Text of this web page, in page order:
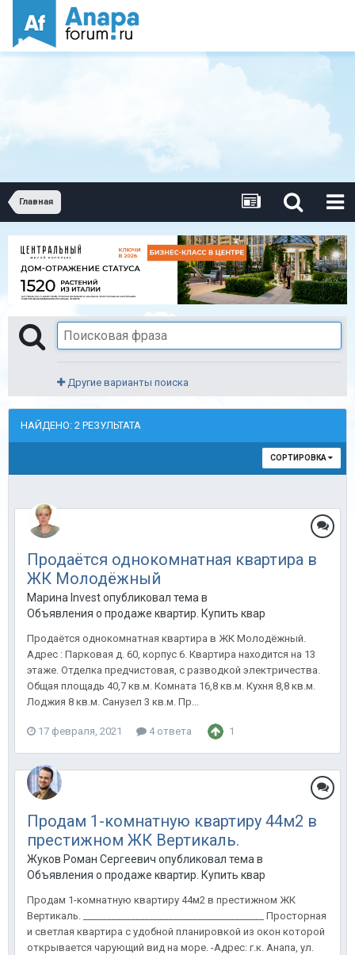
Главная
Другие варианты поиска
НАЙДЕНО: 2 РЕЗУЛЬТАТА
СОРТИРОВКА
Продаётся однокомнатная квартира в
ЖК Молодёжный
Марина Invest опубликовал тема в
Объявления о продаже квартир. Купить квартиру в Анапе.
Продаётся однокомнатная квартира в ЖК Молодёжный.
Адрес : Парковая д. 60, корпус 6. Квартира находится на 13
этаже. Отделка предчистовая, с разводкой электричества.
Общая площадь 40,7 кв.м. Комната 16,8 кв.м. Кухня 8,8 кв.м.
Лоджия 8 кв.м. Санузел 3 кв.м. Пр...
17 февраля, 2021 4 ответа 1
Продам 1-комнатную квартиру 44м2 в
престижном ЖК Вертикаль.
Жуков Роман Сергеевич опубликовал тема в
Объявления о продаже квартир. Купить квартиру в Анапе.
Продам 1-комнатную квартиру 44м2 в престижном ЖК
Вертикаль. ______________________________________ Просторная
и светлая квартира с удобной планировкой из окон которой
открывается чарующий вид на море. -Адрес: г.к. Анапа, ул.